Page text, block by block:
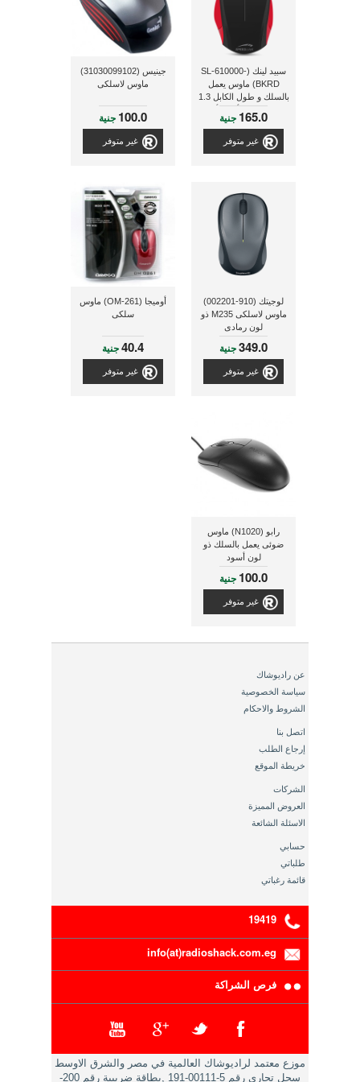
سبيد لينك (SL-610000-
BKRD) ماوس يعمل
بالسلك و طول الكابل 1.3
متر و ذو لون أسود/أحمر
165.0 جنية
غير متوفر
جينيس (31030099102)
ماوس لاسلكى
100.0 جنية
غير متوفر
لوجيتك (910-002201)
ماوس لاسلكى M235 ذو
لون رمادى
349.0جنية
غير متوفر
أوميجا (OM-261) ماوس
سلكى
40.4جنية
غير متوفر
رابو (N1020) ماوس
ضوئى يعمل بالسلك ذو
لون أسود
100.0 جنية
غير متوفر
عن راديوشاك
سياسة الخصوصية
الشروط والاحكام
اتصل بنا
إرجاع الطلب
خريطة الموقع
الشركات
العروض المميزة
الاسئلة الشائعة
حسابي
طلباتي
قائمة رغباتي
19419
info(at)radioshack.com.eg
فرص الشراكة
موزع معتمد لراديوشاك العالمية في مصر والشرق الاوسط
سجل تجاري رقم 5-00111-191 ,بطاقة ضريبية رقم 200-